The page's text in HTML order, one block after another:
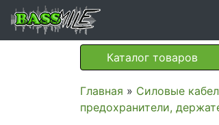
Каталог товаров
Главная » Силовые
предохранители,